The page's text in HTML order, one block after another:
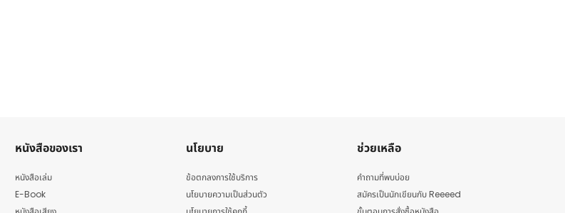
หนังสือของเรา
หนังสือเล่ม
E-Book
นโยบาย
ข้อตกลงการใช้บริการ
นโยบายความเป็นส่วนตัว
ช่วยเหลือ
คำถามที่พบบ่อย
สมัครเป็นนักเขียนกับ Reeeed